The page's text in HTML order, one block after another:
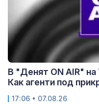
В "Денят ON AIR" на
Как агенти под
17:06 • 07.08.26